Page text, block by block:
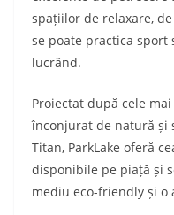
spațiilor de relaxare,
se poate practica sport
lucrând.
Proiectat după cele
înconjurat de natură și
Titan, ParkLake oferă
disponibile pe piață și
mediu eco-friendly și o